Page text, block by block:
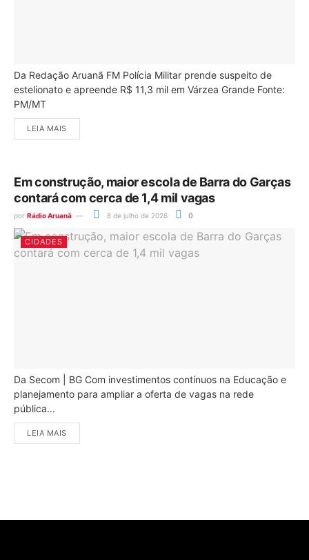
Da Redação Aruanã FM Polícia Militar prende suspeito de
estelionato e apreende R$ 11,3 mil em Várzea Grande Fonte:
PM/MT
LEIA MAIS
Em construção, maior escola de Barra do Garças
contará com cerca de 1,4 mil vagas
por Rádio Aruanã 8 de julho de 2026 0
CIDADES
Da Secom | BG Com investimentos contínuos na Educação e
planejamento para ampliar a oferta de vagas na rede
pública...
LEIA MAIS